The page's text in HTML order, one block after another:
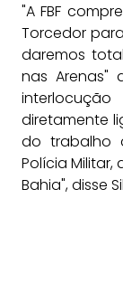
"A FBF
Torcedor
daremos
nas Arenas"
diretamente
do trabalho
Polícia Militar,
Bahia", disse